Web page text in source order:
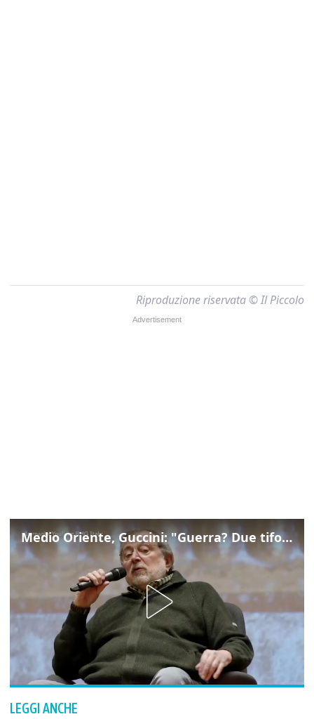
Riproduzione riservata © Il Piccolo
Medio Oriente, Guccini: "Guerra? Due tifoserie che si urlano contro e dimenticano vittime"
LEGGI ANCHE